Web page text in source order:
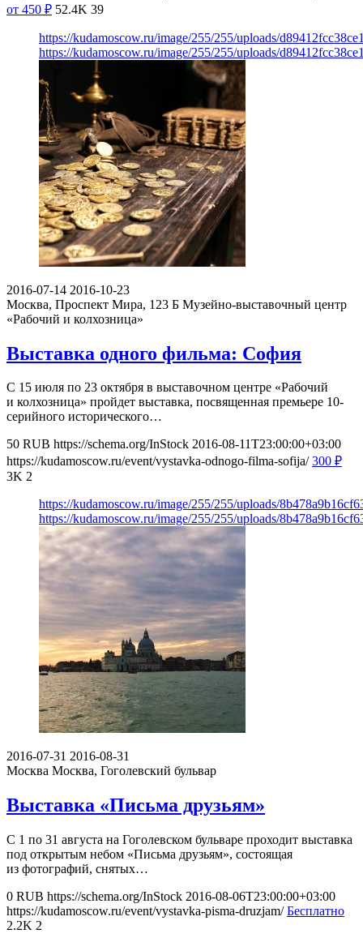
от 450 ₽ 52.4K 39
https://kudamoscow.ru/image/255/255/uploads/
https://kudamoscow.ru/image/255/255/uploads/
2016-07-14 2016-10-23
Москва, Проспект Мира, 123 Б Музейно-выставочный центр
«Рабочий и колхозница»
Выставка одного фильма: София
С 15 июля по 23 октября в выставочном центре «Рабочий
и колхозница» пройдет выставка, посвященная премьере 10-
серийного исторического…
50 RUB https://schema.org/InStock 2016-08-11T23:00:00+03:00
https://kudamoscow.ru/event/vystavka-odnogo-filma-sofija/ 300 ₽
3K 2
https://kudamoscow.ru/image/255/255/uploads/
https://kudamoscow.ru/image/255/255/uploads/
2016-07-31 2016-08-31
Москва Москва, Гоголевский бульвар
Выставка «Письма друзьям»
С 1 по 31 августа на Гоголевском бульваре проходит выставка
под открытым небом «Письма друзьям», состоящая
из фотографий, снятых…
0 RUB https://schema.org/InStock 2016-08-06T23:00:00+03:00
https://kudamoscow.ru/event/vystavka-pisma-druzjam/ Бесплатно
2.2K 2